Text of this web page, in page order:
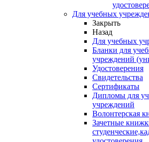
Для учебных
Закрыть
Назад
Для учебных
Бланки для
учреждений
Удостоверения
Свидетельства
Сертификаты
Дипломы для
учреждений
Волонтерская
Зачетные